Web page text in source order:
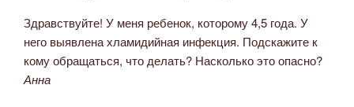
Здравствуйте! У меня ребенок, которому 4,5 года. У
него выявлена хламидийная инфекция. Подскажите к
кому обращаться, что делать? Насколько это опасно?
Анна